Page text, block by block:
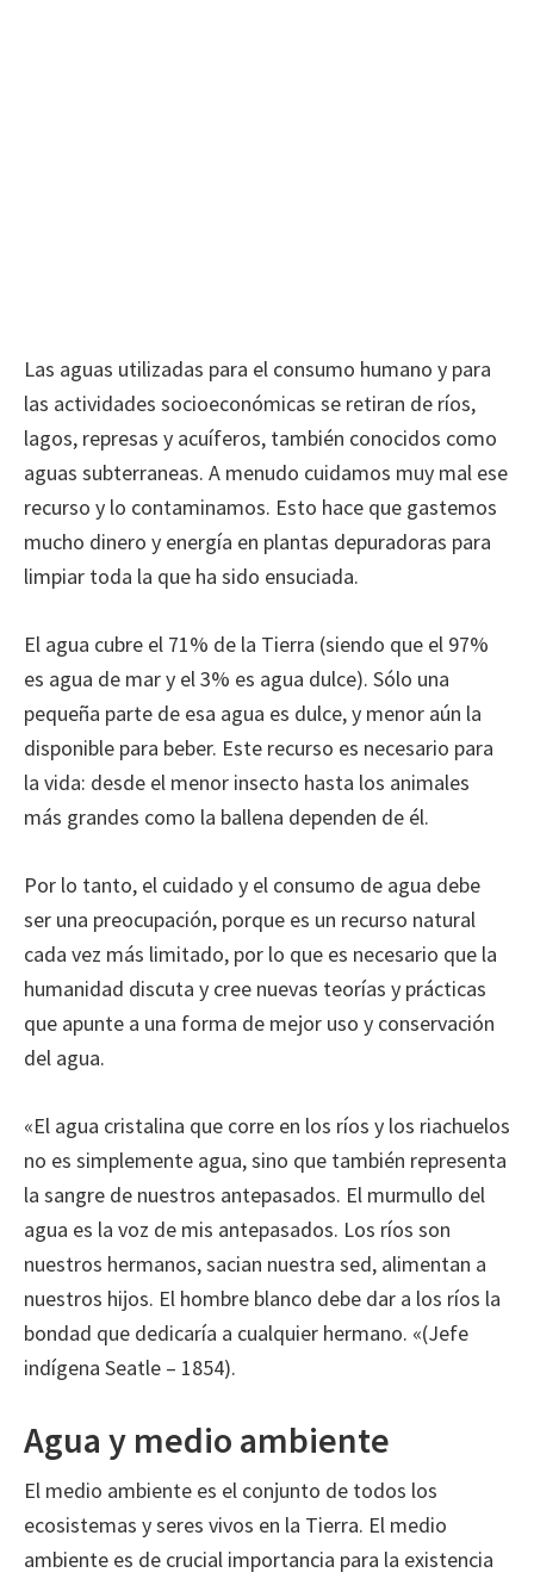
Las aguas utilizadas para el consumo humano y para
las actividades socioeconómicas se retiran de ríos,
lagos, represas y acuíferos, también conocidos como
aguas subterraneas. A menudo cuidamos muy mal ese
recurso y lo contaminamos. Esto hace que gastemos
mucho dinero y energía en plantas depuradoras para
limpiar toda la que ha sido ensuciada.
El agua cubre el 71% de la Tierra (siendo que el 97%
es agua de mar y el 3% es agua dulce). Sólo una
pequeña parte de esa agua es dulce, y menor aún la
disponible para beber. Este recurso es necesario para
la vida: desde el menor insecto hasta los animales
más grandes como la ballena dependen de él.
Por lo tanto, el cuidado y el consumo de agua debe
ser una preocupación, porque es un recurso natural
cada vez más limitado, por lo que es necesario que la
humanidad discuta y cree nuevas teorías y prácticas
que apunte a una forma de mejor uso y conservación
del agua.
«El agua cristalina que corre en los ríos y los riachuelos
no es simplemente agua, sino que también representa
la sangre de nuestros antepasados. El murmullo del
agua es la voz de mis antepasados. Los ríos son
nuestros hermanos, sacian nuestra sed, alimentan a
nuestros hijos. El hombre blanco debe dar a los ríos la
bondad que dedicaría a cualquier hermano. «(Jefe
indígena Seatle – 1854).
Agua y medio ambiente
El medio ambiente es el conjunto de todos los
ecosistemas y seres vivos en la Tierra. El medio
ambiente es de crucial importancia para la existencia